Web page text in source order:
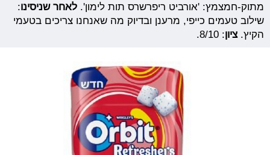
מתוק-חמצמץ: 'אורביט ריפרשרס תות לימון'.לאחר שניסינו:
שילוב טעמים כייפי, מרענן ובדיוק מה שאנחנו צריכים בטעמי
הקיץ.ציון: 8/10.